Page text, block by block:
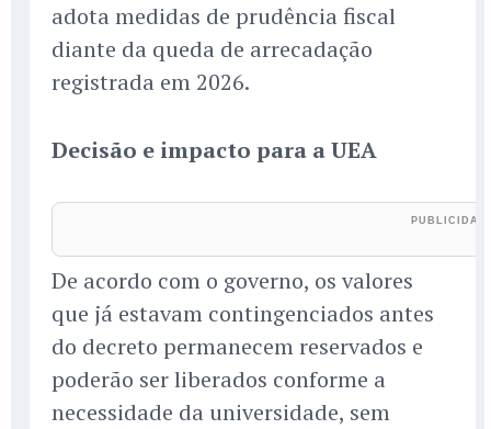
adota medidas de prudência fiscal
diante da queda de arrecadação
registrada em 2026.
Decisão e impacto para a UEA
De acordo com o governo, os valores
que já estavam contingenciados antes
do decreto permanecem reservados e
poderão ser liberados conforme a
necessidade da universidade, sem